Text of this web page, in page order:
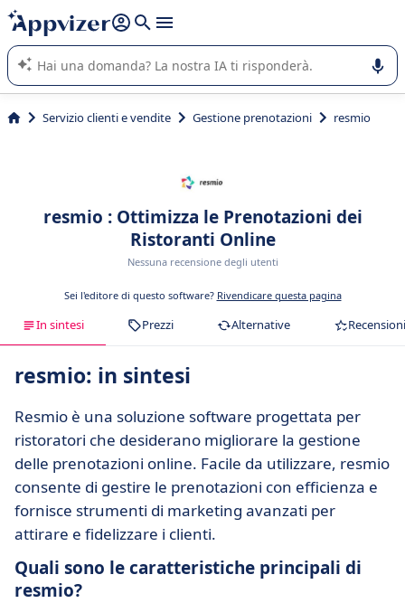
righe con
shift + enter
L'IA di Appvizer vi guida nell'utilizzo o nella scelta di un
software SaaS per la vostra azienda.
Servizio clienti e vendite Gestione prenotazioni resmio
resmio : Ottimizza le Prenotazioni dei
Ristoranti Online
Nessuna recensione degli utenti
Sei l'editore di questo software? Rivendicare questa pagina
In sintesi Prezzi Alternative Recensioni
resmio: in sintesi
Resmio è una soluzione software progettata per
ristoratori che desiderano migliorare la gestione
delle prenotazioni online. Facile da utilizzare, resmio
consente di gestire le prenotazioni con efficienza e
fornisce strumenti di marketing avanzati per
attirare e fidelizzare i clienti.
Quali sono le caratteristiche principali di
resmio?